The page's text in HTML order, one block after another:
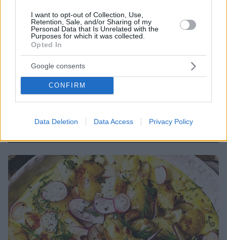
I want to opt-out of Collection, Use,
Retention, Sale, and/or Sharing of my
Personal Data that Is Unrelated with the
Purposes for which it was collected.
Opted In
Google consents
CONFIRM
Data Deletion Data Access Privacy Policy
Πατατοσαλάτα με καλαμάρι, ελιές και ρίγανη
ελιές και ρίγανη. Αυτή η σαλάτα μπορεί να σταθεί και
15.03.2023, 12:00